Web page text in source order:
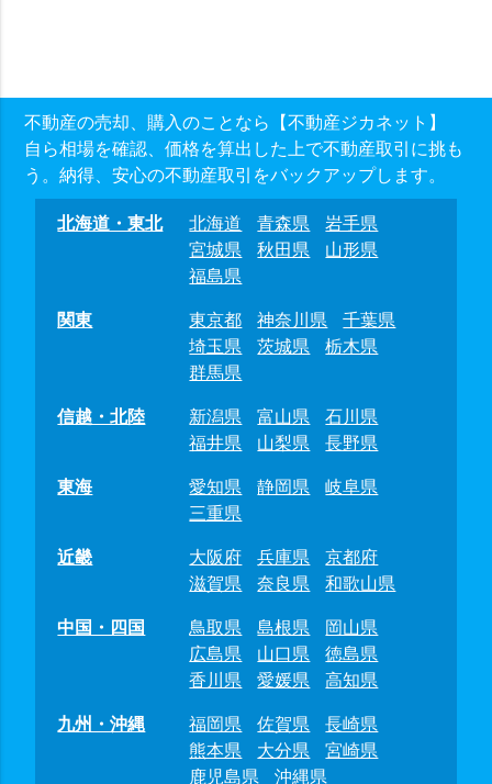
不動産の売却、購入のことなら【不動産ジカネット】
自ら相場を確認、価格を算出した上で不動産取引に挑も
う。納得、安心の不動産取引をバックアップします。
北海道・東北 北海道 青森県
岩手県
宮城県
秋田県
山形県
福島県
関東
東京都 神奈川県
千葉県
埼玉県
茨城県
栃木県
群馬県
信越・北陸
新潟県 富山県
石川県
福井県
山梨県
長野県
東海
愛知県 静岡県
岐阜県
三重県
近畿
大阪府 兵庫県
京都府
滋賀県
奈良県
和歌山県
中国・四国
鳥取県 島根県
岡山県
広島県
山口県
徳島県
香川県
愛媛県
高知県
九州・沖縄
福岡県 佐賀県
長崎県
熊本県
大分県
宮崎県
鹿児島県
沖縄県